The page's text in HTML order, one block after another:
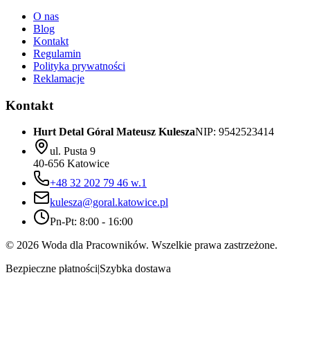
O nas
Blog
Kontakt
Regulamin
Polityka prywatności
Reklamacje
Kontakt
Hurt Detal Góral Mateusz KuleszaNIP: 9542523414
ul. Pusta 9
40-656 Katowice
+48 32 202 79 46 w.1
kulesza@goral.katowice.pl
Pn-Pt: 8:00 - 16:00
© 2026 Woda dla Pracowników. Wszelkie prawa zastrzeżone.
Bezpieczne płatności|Szybka dostawa